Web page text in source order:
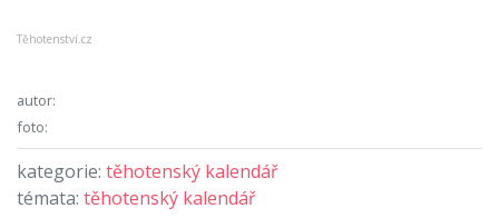
Těhotenství.cz
autor:
foto:
kategorie: těhotenský kalendář
témata: těhotenský kalendář